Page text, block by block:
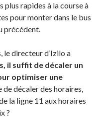
rapides à la course à
pour monter dans le bus
précédent.
le directeur d’Izilo a
il suffit de décaler un
optimiser une
de décaler des horaires,
la ligne 11 aux horaires
?